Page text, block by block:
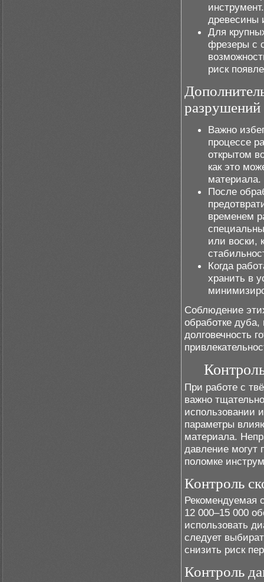
древесины
Для
фрезеры с
риск
разрушений
Важно
процессе
открытом
как это
материала.
После
временем
или воски,
Когда
хранить в
Соблюдение
обработке дуба,
долговечность
При работе с
важно
использовании
параметры
материала.
давление могут
поломке
Контроль
Рекомендуемая
12 000–15 000
использовать
следует
снизить риск
Контроль